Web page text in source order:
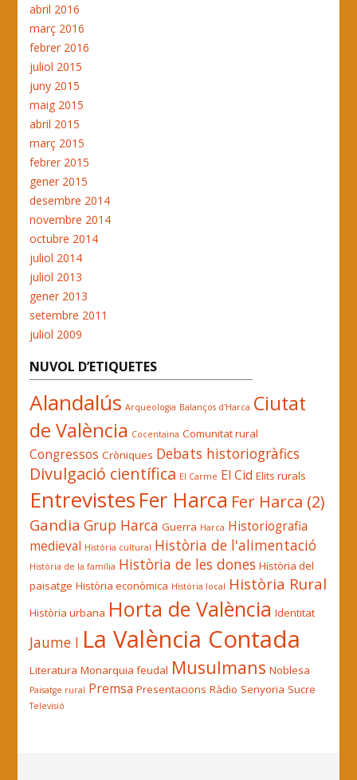
abril 2016
març 2016
febrer 2016
juliol 2015
juny 2015
maig 2015
abril 2015
març 2015
febrer 2015
gener 2015
desembre 2014
novembre 2014
octubre 2014
juliol 2014
juliol 2013
gener 2013
setembre 2011
juliol 2009
NUVOL D’ETIQUETES
Alandalús Arqueologia Balanços d'Harca Ciutat
de València Cocentaina Comunitat rural
Congressos Cròniques Debats historiogràfics
Divulgació científica El Carme El Cid Elits rurals
Entrevistes Fer Harca Fer Harca (2)
Gandia Grup Harca Guerra Harca Historiografia
medieval Història cultural Història de l'alimentació
Història de la família Història de les dones Història del
paisatge Història econòmica Història local Història Rural
Història urbana Horta de València Identitat
Jaume I La València Contada
Literatura Monarquia feudal Musulmans Noblesa
Paisatge rural Premsa Presentacions Ràdio Senyoria Sucre
Televisió